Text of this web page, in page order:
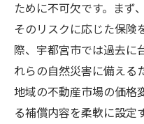
ために不可欠です。まず
そのリスクに応じた保険
際、宇都宮市では過去に
れらの自然災害に備える
地域の不動産市場の価格
る補償内容を柔軟に設定